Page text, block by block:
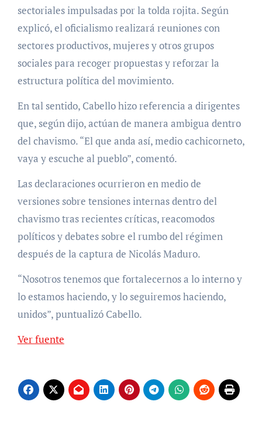
sectoriales impulsadas por la tolda rojita. Según
explicó, el oficialismo realizará reuniones con
sectores productivos, mujeres y otros grupos
sociales para recoger propuestas y reforzar la
estructura política del movimiento.
En tal sentido, Cabello hizo referencia a dirigentes
que, según dijo, actúan de manera ambigua dentro
del chavismo. “El que anda así, medio cachicorneto,
vaya y escuche al pueblo”, comentó.
Las declaraciones ocurrieron en medio de
versiones sobre tensiones internas dentro del
chavismo tras recientes críticas, reacomodos
políticos y debates sobre el rumbo del régimen
después de la captura de Nicolás Maduro.
“Nosotros tenemos que fortalecernos a lo interno y
lo estamos haciendo, y lo seguiremos haciendo,
unidos”, puntualizó Cabello.
Ver fuente